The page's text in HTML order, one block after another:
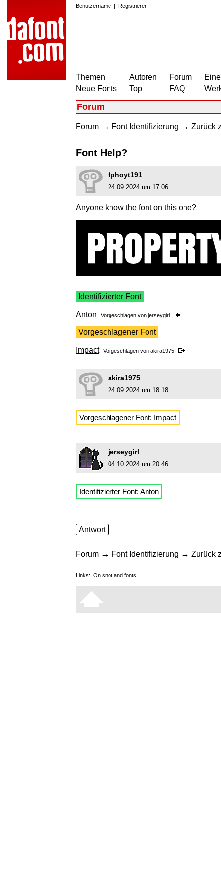
Benutzername | Registrieren
Themen
Neue Fonts
Autoren
Top
Forum
FAQ
Forum
Forum → Font Identifizierung → Zurück
Font Help?
fphoyt191
24.09.2024 um 17:06
Anyone know the font on this one?
Identifizierter Font
Anton Vorgeschlagen von jerseygirl
Vorgeschlagener Font
Impact Vorgeschlagen von akira1975
akira1975
24.09.2024 um 18:18
Vorgeschlagener Font: Impact
jerseygirl
04.10.2024 um 20:46
Identifizierter Font: Anton
Antwort
Forum → Font Identifizierung → Zurück
Links: On snot and fonts